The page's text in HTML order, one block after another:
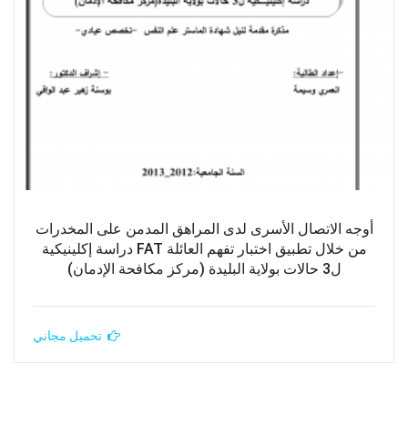
أوجه الاتصال الأسرى لدى المراهق المدمن على المخدرات
من خلال تطبيق اختبار تفهم العائلة FAT دراسة إكلينيكية
ل3 حالات بولاية البليدة (مركز مكافحة الإدمان)
تحميل مجاني